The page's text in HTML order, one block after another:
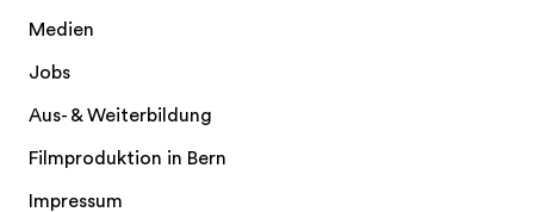
Medien
Jobs
Aus- & Weiterbildung
Filmproduktion in Bern
Impressum